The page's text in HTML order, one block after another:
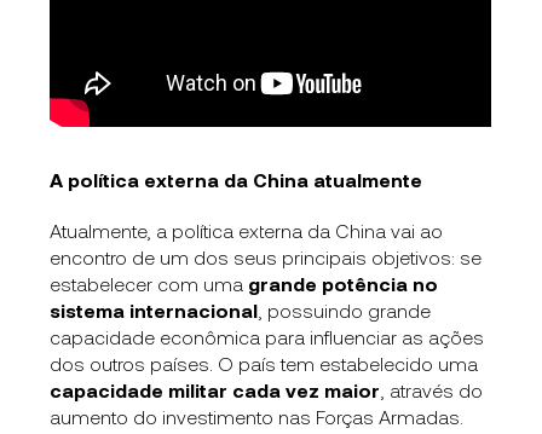
A política externa da China atualmente
Atualmente, a política externa da China vai ao
encontro de um dos seus principais objetivos: se
estabelecer com uma grande potência no
sistema internacional , possuindo grande
capacidade econômica para influenciar as ações
dos outros países. O país tem estabelecido uma
capacidade militar cada vez maior , através do
aumento do investimento nas Forças Armadas.